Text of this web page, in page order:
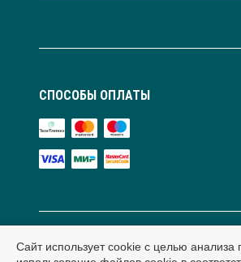
СПОСОБЫ ОПЛАТЫ
Публичная оферта и условия обработки
Сайт использует cookie с целью